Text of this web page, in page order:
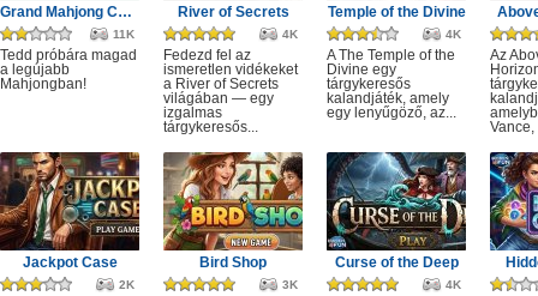
Grand Mahjong Connect
11K
Tedd próbára magad
a legújabb
Mahjongban!
River of Secrets
4K
Fedezd fel az
ismeretlen vidékeket
a River of Secrets
világában — egy
izgalmas
tárgykeresős...
Temple of the Divine
4K
A The Temple of the
Divine egy
tárgykeresős
kalandjáték, amely
egy lenyűgöző, az...
Az
Vance,
Jackpot Case
2K
Bird Shop
3K
Curse of the Deep
4K